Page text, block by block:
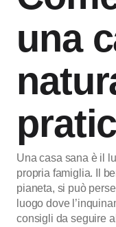
una
Una casa sana è il
propria famiglia. Il
pianeta, si può
luogo dove
consigli da seguire